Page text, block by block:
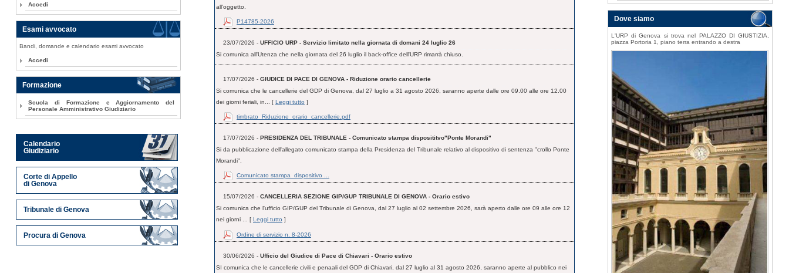
all'oggetto.
P14785-2026
23/07/2026 - UFFICIO URP - Servizio limitato nella giornata di domani 24 luglio 26
Si comunica all'Utenza che nella giornata del 26 luglio il back-office dell'URP rimarrà chiuso.
17/07/2026 - GIUDICE DI PACE DI GENOVA - Riduzione orario cancellerie
Si comunica che le cancellerie del GDP di Genova, dal 27 luglio a 31 agosto 2026, saranno aperte dalle ore 09.00 alle ore 12.00
dei giorni feriali, in... [ Leggi tutto ]
timbrato_Riduzione_orario_cancellerie.pdf
17/07/2026 - PRESIDENZA DEL TRIBUNALE - Comunicato stampa disposititvo"Ponte Morandi"
Si da pubblicazione dell'allegato comunicato stampa della Presidenza del Tribunale relativo al dispositivo di sentenza "crollo Ponte
Morandi".
Comunicato stampa_dispositivo ...
15/07/2026 - CANCELLERIA SEZIONE GIP/GUP TRIBUNALE DI GENOVA - Orario estivo
Si comunica che l'ufficio GIP/GUP del Tribunale di Genova, dal 27 luglio al 02 settembre 2026, sarà aperto dalle ore 09 alle ore 12
nei giorni ... [ Leggi tutto ]
Ordine di servizio n. 8-2026
30/06/2026 - Ufficio del Giudice di Pace di Chiavari - Orario estivo
SI comunica che le cancellerie civili e penaali del GDP di Chiavari, dal 27 luglio al 31 agosto 2026, saranno aperte al pubblico nei
Accedi
Esami avvocato
Bandi, domande e calendario esami avvocato
Accedi
Formazione
Scuola di Formazione e Aggiornamento del
Personale Amministrativo Giudiziario
Calendario
Giudiziario
Corte di Appello
di Genova
Tribunale di Genova
Procura di Genova
Dove siamo
L'URP di Genova si trova nel PALAZZO DI GIUSTIZIA,
piazza Portoria 1, piano terra entrando a destra